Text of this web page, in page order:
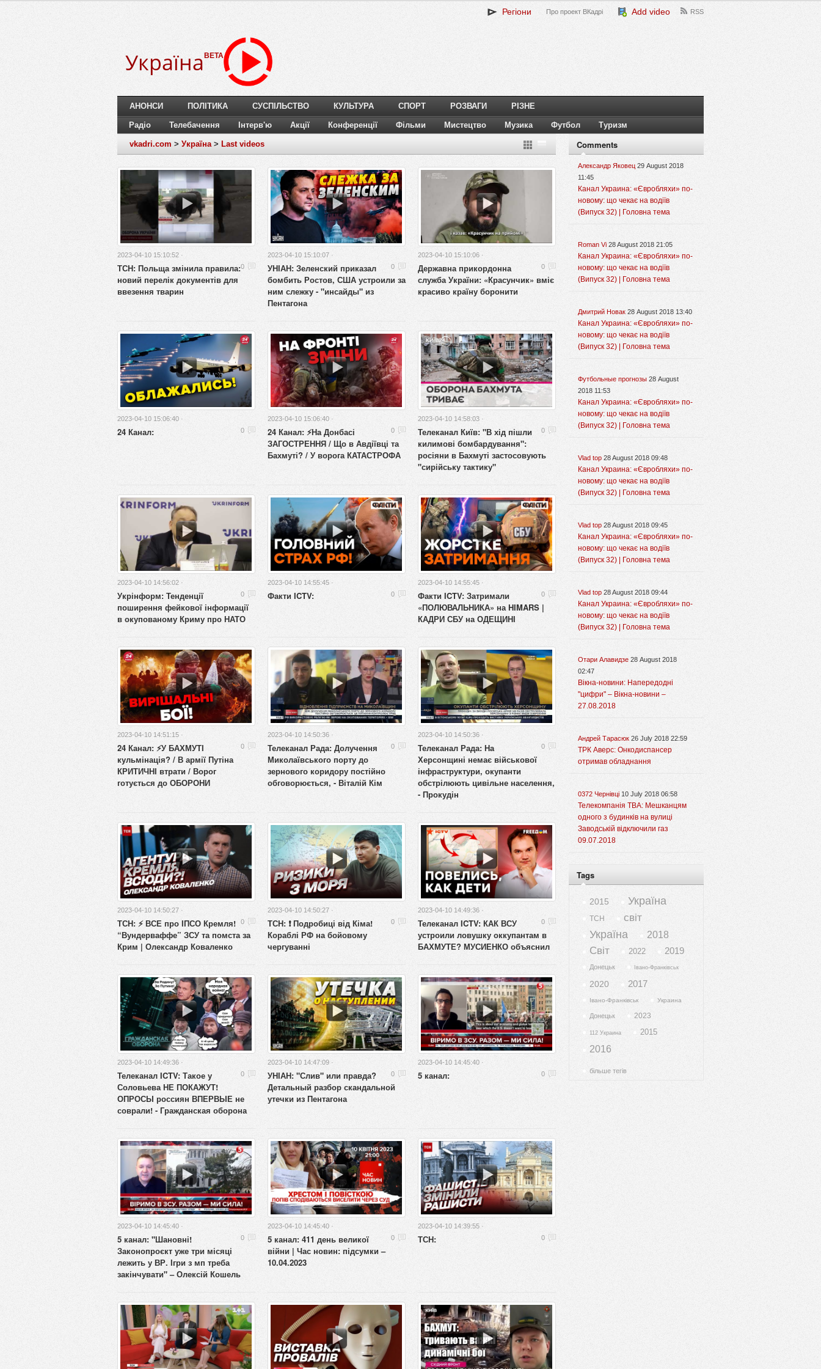
Регіони Про проект ВКадрі Add video RSS
Україна BETA
АНОНСИ ПОЛІТИКА СУСПІЛЬСТВО КУЛЬТУРА СПОРТ РОЗВАГИ РІЗНЕ
Радіо Телебачення Інтерв'ю Акції Конференції Фільми Мистецтво Музика Футбол Туризм
vkadri.com > Україна> Last videos
2023-04-10 15:10:52 ·
0
ТСН: Польща змінила правила:
новий перелік документів для
ввезення тварин
2023-04-10 15:10:07 ·
0
УНІАН: Зеленский приказал
бомбить Ростов, США устроили за
ним слежку - "инсайды" из
Пентагона
2023-04-10 15:10:06 ·
0
Державна прикордонна
служба України: «Красунчик» вміє
красиво країну боронити
2023-04-10 15:06:40 ·
0
24 Канал:
2023-04-10 15:06:40 ·
0
24 Канал: ⚡️На Донбасі
ЗАГОСТРЕННЯ / Що в Авдіївці та
Бахмуті? / У ворога КАТАСТРОФА
2023-04-10 14:58:03 ·
0
Телеканал Київ: "В хід пішли
килимові бомбардування":
росіяни в Бахмуті застосовують
"сирійську тактику"
2023-04-10 14:56:02 ·
0
Укрінформ: Тенденції
поширення фейкової інформації
в окупованому Криму про НАТО
2023-04-10 14:55:45 ·
0
Факти ICTV:
2023-04-10 14:55:45 ·
0
Факти ICTV: Затримали
«ПОЛЮВАЛЬНИКА» на HIMARS |
КАДРИ СБУ на ОДЕЩИНІ
2023-04-10 14:51:15 ·
0
24 Канал: ⚡️У БАХМУТІ
кульмінація? / В армії Путіна
КРИТИЧНІ втрати / Ворог
готується до ОБОРОНИ
2023-04-10 14:50:36 ·
0
Телеканал Рада: Долучення
Миколаївського порту до
зернового коридору постійно
обговорюється, - Віталій Кім
2023-04-10 14:50:36 ·
0
Телеканал Рада: На
Херсонщині немає військової
інфраструктури, окупанти
обстрілюють цивільне населення,
- Прокудін
2023-04-10 14:50:27 ·
0
ТСН: ⚡️ ВСЕ про ІПСО Кремля!
“Вундерваффе” ЗСУ та помста за
Крим | Олександр Коваленко
2023-04-10 14:50:27 ·
0
ТСН: ❗️ Подробиці від Кіма!
Кораблі РФ на бойовому
чергуванні
2023-04-10 14:49:36 ·
0
Телеканал ICTV: КАК ВСУ
устроили ловушку оккупантам в
БАХМУТЕ? МУСИЕНКО объяснил
2023-04-10 14:49:36 ·
0
Телеканал ICTV: Такое у
Соловьева НЕ ПОКАЖУТ!
ОПРОСЫ россиян ВПЕРВЫЕ не
соврали! - Гражданская оборона
2023-04-10 14:47:09 ·
0
УНІАН: "Слив" или правда?
Детальный разбор скандальной
утечки из Пентагона
2023-04-10 14:45:40 ·
0
5 канал:
2023-04-10 14:45:40 ·
0
5 канал: "Шановні!
Законопроєкт уже три місяці
лежить у ВР. Ігри з мп треба
закінчувати" – Олексій Кошель
2023-04-10 14:45:40 ·
0
5 канал: 411 день великої
війни | Час новин: підсумки –
10.04.2023
2023-04-10 14:39:55 ·
0
ТСН:
Comments
Александр Яковец 29 August 2018
11:45
Канал Украина: «Євробляхи» по-
новому: що чекає на водіїв
(Випуск 32) | Головна тема
Roman Vi 28 August 2018 21:05
Канал Украина: «Євробляхи» по-
новому: що чекає на водіїв
(Випуск 32) | Головна тема
Дмитрий Новак 28 August 2018 13:40
Канал Украина: «Євробляхи» по-
новому: що чекає на водіїв
(Випуск 32) | Головна тема
Футбольные прогнозы 28 August
2018 11:53
Канал Украина: «Євробляхи» по-
новому: що чекає на водіїв
(Випуск 32) | Головна тема
Vlad top 28 August 2018 09:48
Канал Украина: «Євробляхи» по-
новому: що чекає на водіїв
(Випуск 32) | Головна тема
Vlad top 28 August 2018 09:45
Канал Украина: «Євробляхи» по-
новому: що чекає на водіїв
(Випуск 32) | Головна тема
Vlad top 28 August 2018 09:44
Канал Украина: «Євробляхи» по-
новому: що чекає на водіїв
(Випуск 32) | Головна тема
Отари Алавидзе 28 August 2018
02:47
Вікна-новини: Напередодні
"цифри" – Вікна-новини –
27.08.2018
Андрей Тарасюк 26 July 2018 22:59
ТРК Аверс: Онкодиспансер
отримав обладнання
0372 Чернівці 10 July 2018 06:58
Телекомпанія ТВА: Мешканцям
одного з будинків на вулиці
Заводській відключили газ
09.07.2018
Tags
2015 Україна
ТСН світ
Україна 2018
Світ 2022 2019
Донецьк Івано-Франківськ
2020 2017
Івано-Франківськ Украина
Донецьк 2023
112 Украина 2015
2016
більше тегів